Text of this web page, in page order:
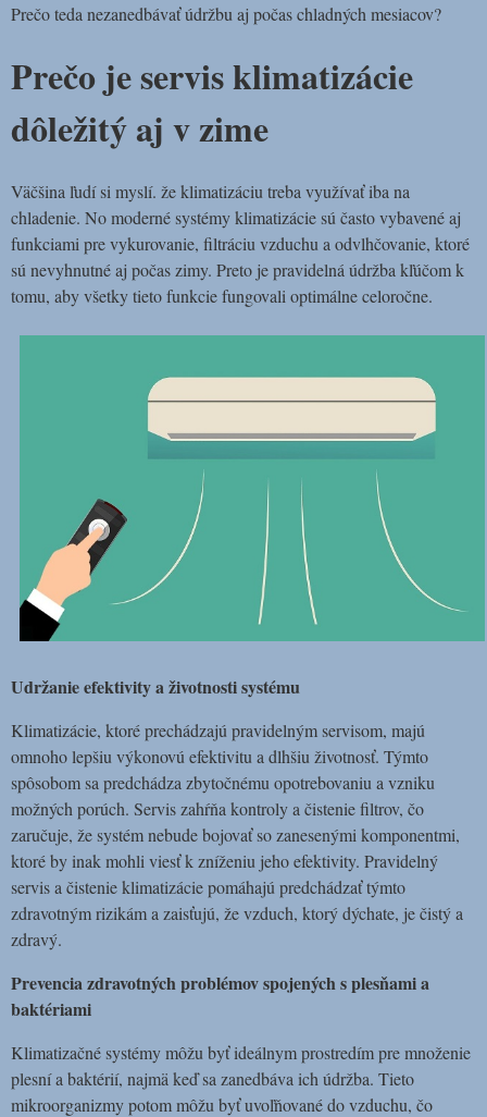
Prečo teda nezanedbávať údržbu aj počas chladných mesiacov?
Prečo je servis klimatizácie
dôležitý aj v zime
Väčšina ľudí si myslí. že klimatizáciu treba využívať iba na
chladenie. No moderné systémy klimatizácie sú často vybavené aj
funkciami pre vykurovanie, filtráciu vzduchu a odvlhčovanie, ktoré
sú nevyhnutné aj počas zimy. Preto je pravidelná údržba kľúčom k
tomu, aby všetky tieto funkcie fungovali optimálne celoročne.
Udržanie efektivity a životnosti systému
Klimatizácie, ktoré prechádzajú pravidelným servisom, majú
omnoho lepšiu výkonovú efektivitu a dlhšiu životnosť. Týmto
spôsobom sa predchádza zbytočnému opotrebovaniu a vzniku
možných porúch. Servis zahŕňa kontroly a čistenie filtrov, čo
zaručuje, že systém nebude bojovať so zanesenými komponentmi,
ktoré by inak mohli viesť k zníženiu jeho efektivity. Pravidelný
servis a čistenie klimatizácie pomáhajú predchádzať týmto
zdravotným rizikám a zaisťujú, že vzduch, ktorý dýchate, je čistý a
zdravý.
Prevencia zdravotných problémov spojených s plesňami a
baktériami
Klimatizačné systémy môžu byť ideálnym prostredím pre množenie
plesní a baktérií, najmä keď sa zanedbáva ich údržba. Tieto
mikroorganizmy potom môžu byť uvoľňované do vzduchu, čo